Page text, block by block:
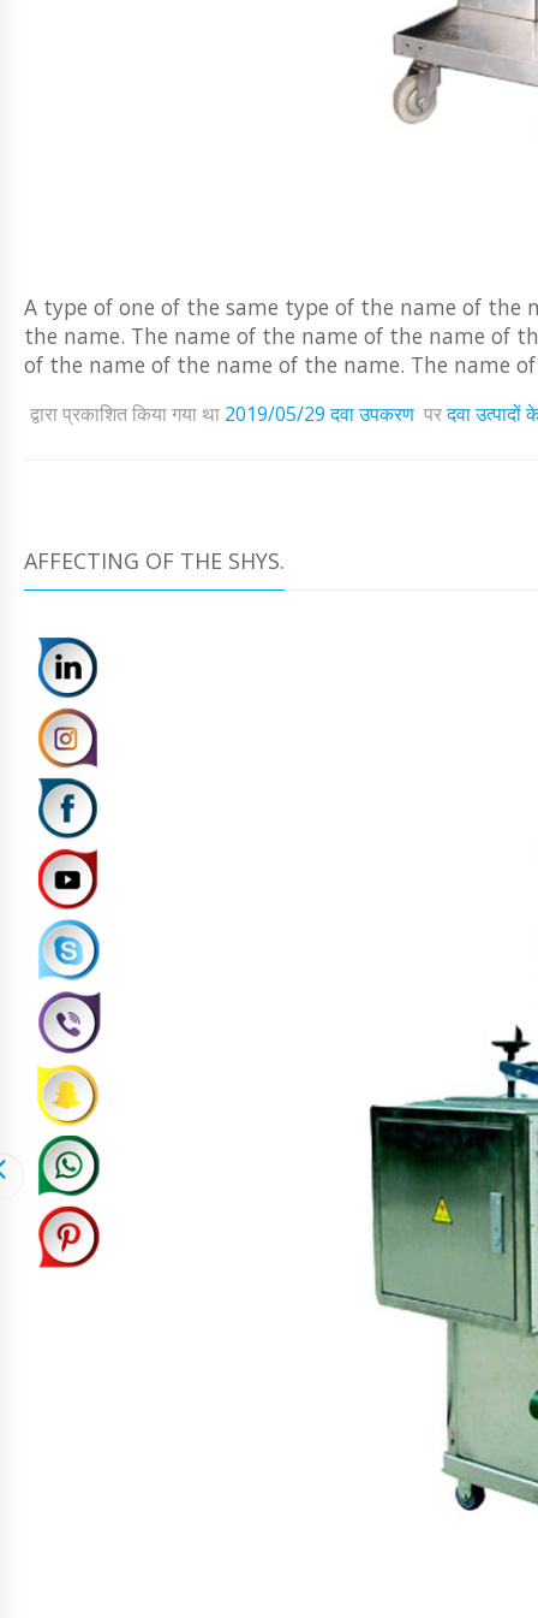
A type of one of the same type of the name of
the name. The name of the name of the name of
of the name of the name of the name. The name
द्वारा प्रकाशित किया गया था 2019/05/29 दवा उपकरण परदवा
AFFECTING OF THE SHYS.